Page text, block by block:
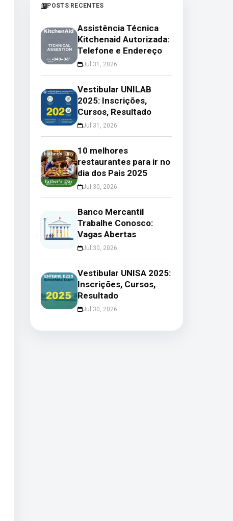
POSTS RECENTES
Assistência Técnica
Kitchenaid Autorizada:
Telefone e Endereço
Jul 31, 2026
Vestibular UNILAB
2025: Inscrições,
Cursos, Resultado
Jul 31, 2026
10 melhores
restaurantes para ir no
dia dos Pais 2025
Jul 30, 2026
Banco Mercantil
Trabalhe Conosco:
Vagas Abertas
Jul 30, 2026
Vestibular UNISA 2025:
Inscrições, Cursos,
Resultado
Jul 30, 2026